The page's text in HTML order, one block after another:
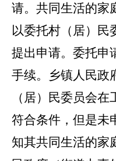
请。共同生活的家
以委托村（居）民
提出申请。委托申
手续。乡镇人民政
（居）民委员会在
符合条件，但是未
知其共同生活的家